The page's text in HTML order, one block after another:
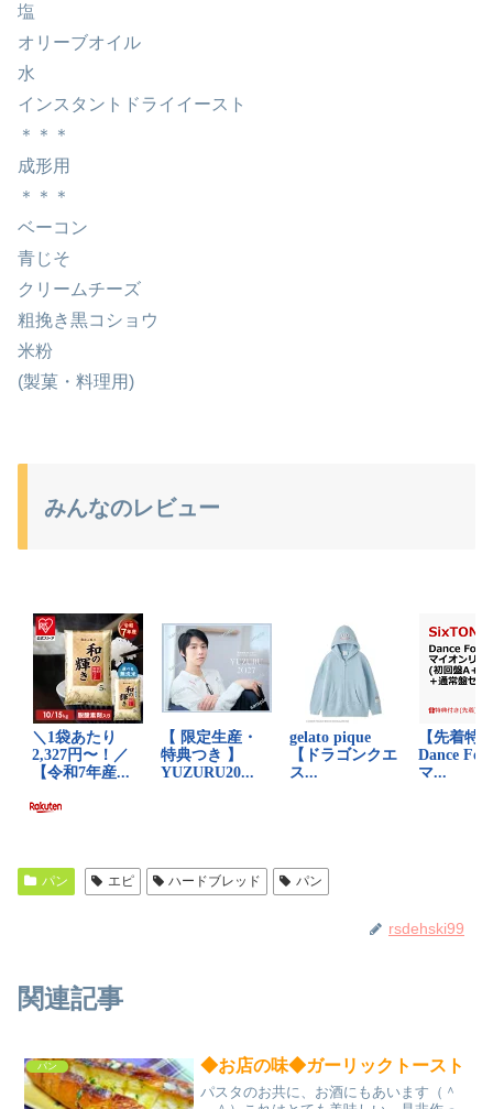
塩
オリーブオイル
水
インスタントドライイースト
＊＊＊
成形用
＊＊＊
ベーコン
青じそ
クリームチーズ
粗挽き黒コショウ
米粉
(製菓・料理用)
みんなのレビュー
パン エピ ハードブレッド パン
rsdehski99
関連記事
パン ◆お店の味◆ガーリックトースト
パスタのお共に、お酒にもあいます（＾